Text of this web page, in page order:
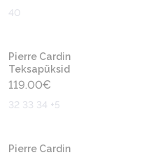
40
Pierre Cardin
Teksapüksid
119.00€
32 33 34 +5
-50%
Pierre Cardin